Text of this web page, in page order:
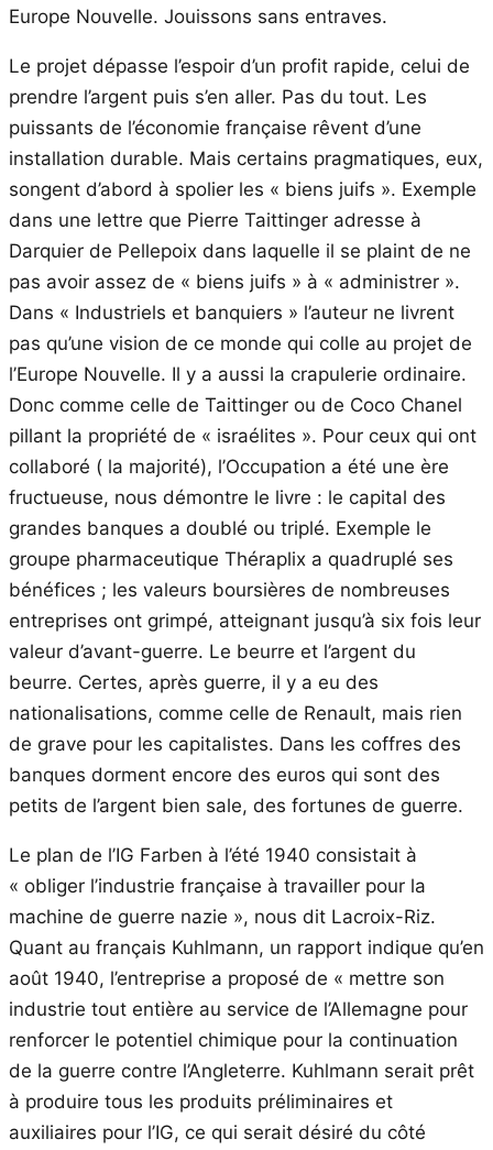
Europe Nouvelle. Jouissons sans entraves.
Le projet dépasse l’espoir d’un profit rapide, celui de
prendre l’argent puis s’en aller. Pas du tout. Les
puissants de l’économie française rêvent d’une
installation durable. Mais certains pragmatiques, eux,
songent d’abord à spolier les « biens juifs ». Exemple
dans une lettre que Pierre Taittinger adresse à
Darquier de Pellepoix dans laquelle il se plaint de ne
pas avoir assez de « biens juifs » à « administrer ».
Dans « Industriels et banquiers » l’auteur ne livrent
pas qu’une vision de ce monde qui colle au projet de
l’Europe Nouvelle. Il y a aussi la crapulerie ordinaire.
Donc comme celle de Taittinger ou de Coco Chanel
pillant la propriété de « israélites ». Pour ceux qui ont
collaboré ( la majorité), l’Occupation a été une ère
fructueuse, nous démontre le livre : le capital des
grandes banques a doublé ou triplé. Exemple le
groupe pharmaceutique Théraplix a quadruplé ses
bénéfices ; les valeurs boursières de nombreuses
entreprises ont grimpé, atteignant jusqu’à six fois leur
valeur d’avant-guerre. Le beurre et l’argent du
beurre. Certes, après guerre, il y a eu des
nationalisations, comme celle de Renault, mais rien
de grave pour les capitalistes. Dans les coffres des
banques dorment encore des euros qui sont des
petits de l’argent bien sale, des fortunes de guerre.
Le plan de l’IG Farben à l’été 1940 consistait à
« obliger l’industrie française à travailler pour la
machine de guerre nazie », nous dit Lacroix-Riz.
Quant au français Kuhlmann, un rapport indique qu’en
août 1940, l’entreprise a proposé de « mettre son
industrie tout entière au service de l’Allemagne pour
renforcer le potentiel chimique pour la continuation
de la guerre contre l’Angleterre. Kuhlmann serait prêt
à produire tous les produits préliminaires et
auxiliaires pour l’IG, ce qui serait désiré du côté